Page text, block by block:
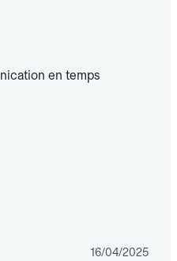
en temps
16/04/2025